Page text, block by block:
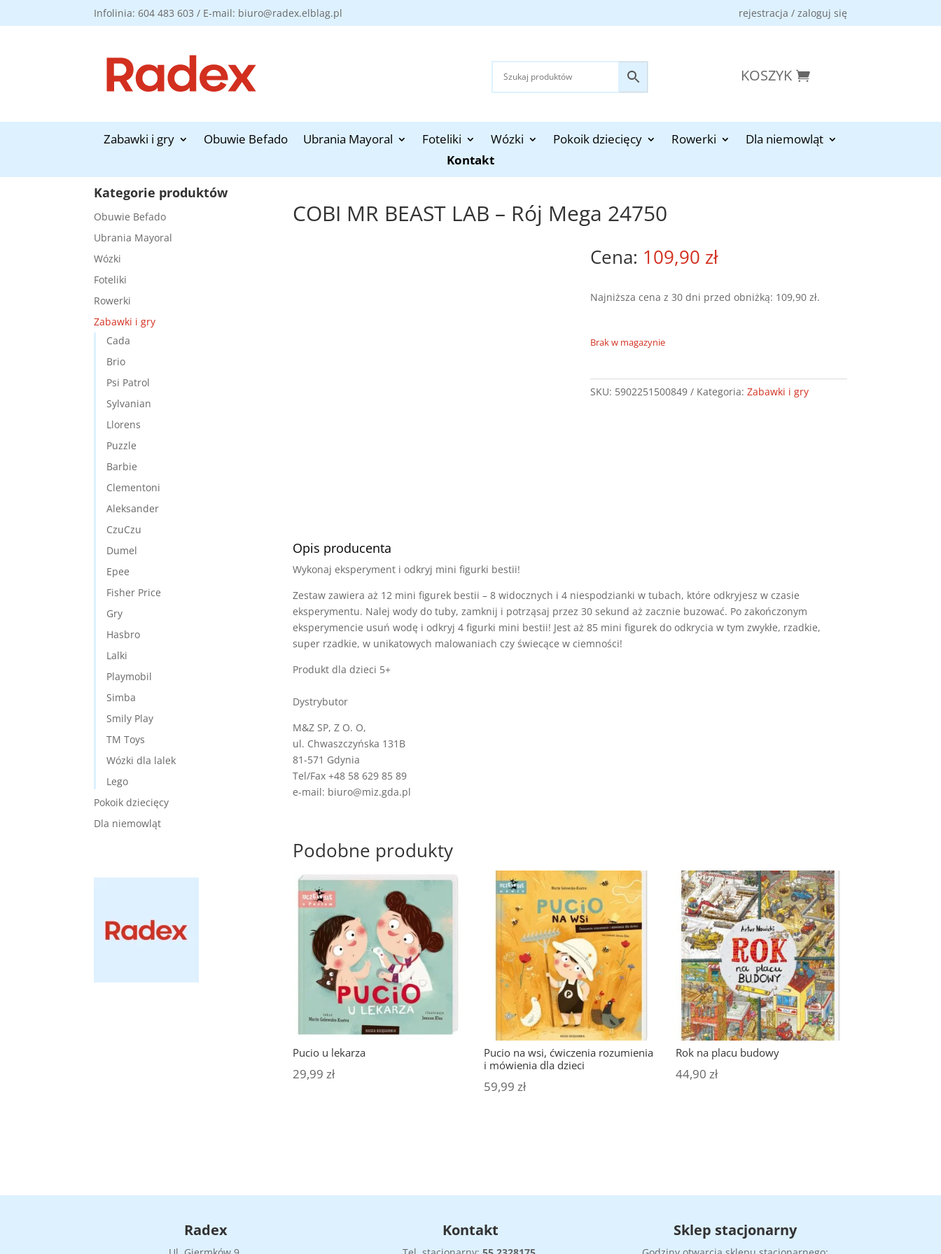
Infolinia: 604 483 603 / E-mail: biuro@radex.elblag.pl rejestracja / zaloguj się
KOSZYK
Zabawki i gry Obuwie Befado Ubrania Mayoral Foteliki Wózki Pokoik dziecięcy Rowerki
Dla niemowląt
Kontakt
Kategorie produktów
Obuwie Befado
Ubrania Mayoral
Wózki
Foteliki
Rowerki
Zabawki i gry
Cada
Brio
Psi Patrol
Sylvanian
Llorens
Puzzle
Barbie
Clementoni
Aleksander
CzuCzu
Dumel
Epee
Fisher Price
Gry
Hasbro
Lalki
Playmobil
Simba
Smily Play
TM Toys
Wózki dla lalek
Lego
Pokoik dziecięcy
Dla niemowląt
COBI MR BEAST LAB – Rój Mega 24750
109,90 zł
Najniższa cena z 30 dni przed obniżką: 109,90zł.
Brak w magazynie
SKU: 5902251500849 Kategoria:Zabawki i gry
Opis producenta
Wykonaj eksperyment i odkryj mini figurki bestii!
Zestaw zawiera aż 12 mini figurek bestii – 8 widocznych i 4 niespodzianki w tubach, które odkryjesz w czasie
eksperymentu. Nalej wody do tuby, zamknij i potrząsaj przez 30 sekund aż zacznie buzować. Po zakończonym
eksperymencie usuń wodę i odkryj 4 figurki mini bestii! Jest aż 85 mini figurek do odkrycia w tym zwykłe, rzadkie,
super rzadkie, w unikatowych malowaniach czy świecące w ciemności!
Produkt dla dzieci 5+
Dystrybutor
M&Z SP, Z O. O,
ul. Chwaszczyńska 131B
81-571 Gdynia
Tel/Fax +48 58 629 85 89
e-mail: biuro@miz.gda.pl
Podobne produkty
Pucio u lekarza
29,99 zł
Pucio na wsi, ćwiczenia rozumienia
i mówienia dla dzieci
59,99zł
Rok na placu budowy
44,90 zł
Radex Kontakt Sklep stacjonarny